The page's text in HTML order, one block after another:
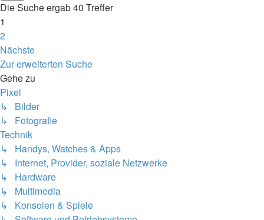
Die Suche ergab 40 Treffer
1
2
Nächste
Zur erweiterten Suche
Gehe zu
Pixel
↳ Bilder
↳ Fotografie
Technik
↳ Handys, Watches & Apps
↳ Internet, Provider, soziale Netzwerke
↳ Hardware
↳ Multimedia
↳ Konsolen & Spiele